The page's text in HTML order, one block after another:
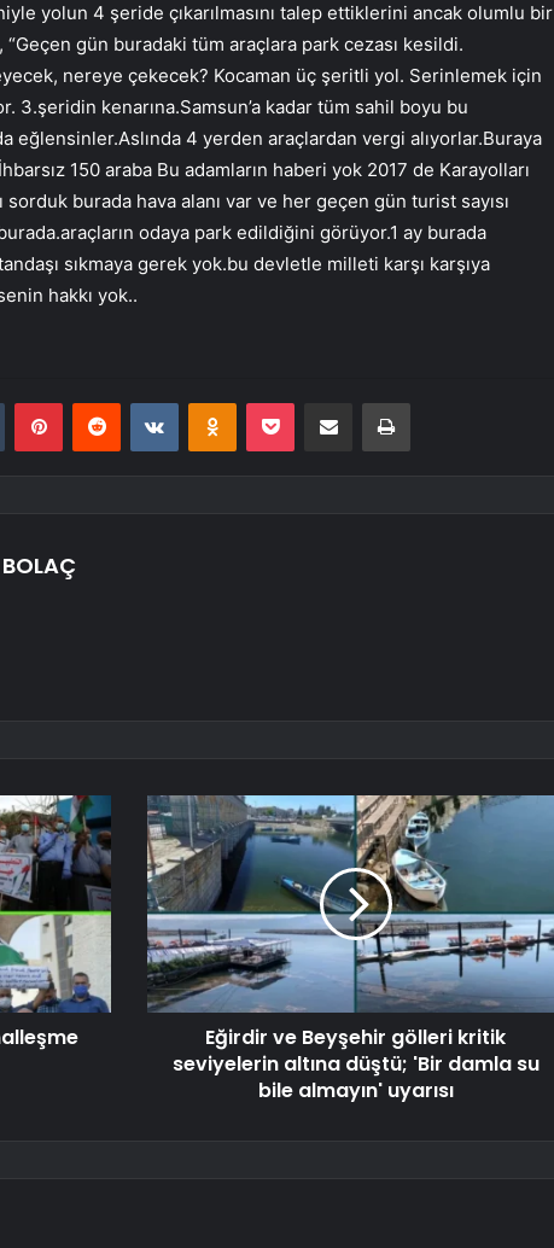
yolun 4 şeride çıkarılmasını talep ettiklerini ancak olumlu bir
“Geçen gün buradaki tüm araçlara park cezası kesildi.
nereye çekecek? Kocaman üç şeritli yol. Serinlemek için
3.şeridin kenarına.Samsun’a kadar tüm sahil boyu bu
eğlensinler.Aslında 4 yerden araçlardan vergi alıyorlar.Buraya
150 araba Bu adamların haberi yok 2017 de Karayolları
sorduk burada hava alanı var ve her geçen gün turist sayısı
odaya park edildiğini görüyor.1 ay burada
sıkmaya gerek yok.bu devletle milleti karşı karşıya
hakkı yok..
Tumblr PinterestReddit VKontakteOdnoklassniki
Pocket E-Posta ile paylaş Yazdır
Eğirdir ve Beyşehir gölleri kritik
seviyelerin altına düştü; 'Bir damla su
bile almayın' uyarısı